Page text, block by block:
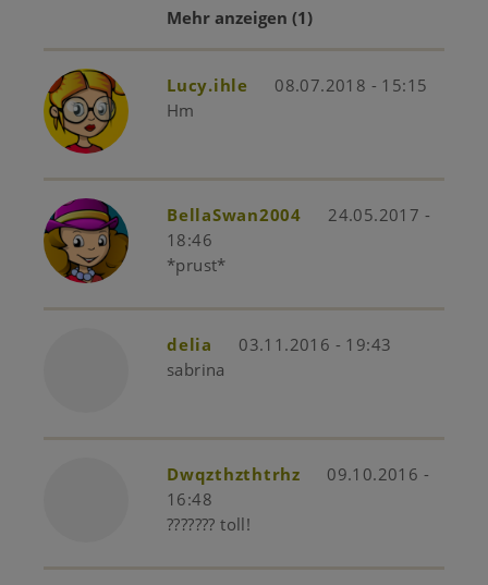
Mehr anzeigen (1)
Lucy.ihle
08.07.2018 - 15:15
Hm
BellaSwan2004
24.05.2017 -
18:46
*prust*
delia
03.11.2016 - 19:43
sabrina
Dwqzthzthtrhz
09.10.2016 -
16:48
??????? toll!